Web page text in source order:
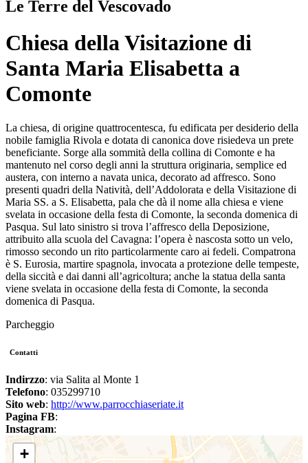
Le Terre del Vescovado
Chiesa della Visitazione di
Santa Maria Elisabetta a
Comonte
La chiesa, di origine quattrocentesca, fu edificata per desiderio della
nobile famiglia Rivola e dotata di canonica dove risiedeva un prete
beneficiante. Sorge alla sommità della collina di Comonte e ha
mantenuto nel corso degli anni la struttura originaria, semplice ed
austera, con interno a navata unica, decorato ad affresco. Sono
presenti quadri della Natività, dell’Addolorata e della Visitazione di
Maria SS. a S. Elisabetta, pala che dà il nome alla chiesa e viene
svelata in occasione della festa di Comonte, la seconda domenica di
Pasqua. Sul lato sinistro si trova l’affresco della Deposizione,
attribuito alla scuola del Cavagna: l’opera è nascosta sotto un velo,
rimosso secondo un rito particolarmente caro ai fedeli. Compatrona
è S. Eurosia, martire spagnola, invocata a protezione delle tempeste,
della siccità e dai danni all’agricoltura; anche la statua della santa
viene svelata in occasione della festa di Comonte, la seconda
domenica di Pasqua.
Parcheggio
Contatti
Indirzzo: via Salita al Monte 1
Telefono: 035299710
Sito web: http://www.parrocchiaseriate.it
Pagina FB:
Instagram:
+